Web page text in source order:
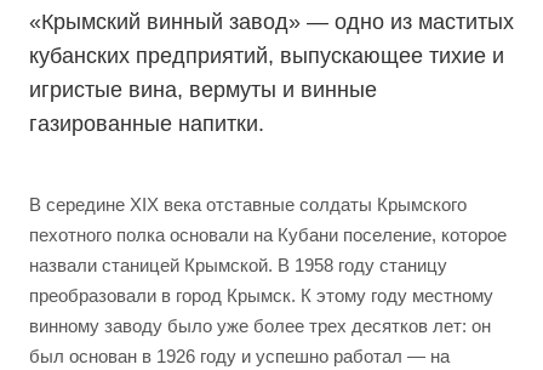
«Крымский винный завод» — одно из маститых
кубанских предприятий, выпускающее тихие и
игристые вина, вермуты и винные
газированные напитки.
В середине XIX века отставные солдаты Крымского
пехотного полка основали на Кубани поселение, которое
назвали станицей Крымской. В 1958 году станицу
преобразовали в город Крымск. К этому году местному
винному заводу было уже более трех десятков лет: он
был основан в 1926 году и успешно работал — на